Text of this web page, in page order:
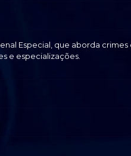
Especial, que aborda crimes
e especializações.